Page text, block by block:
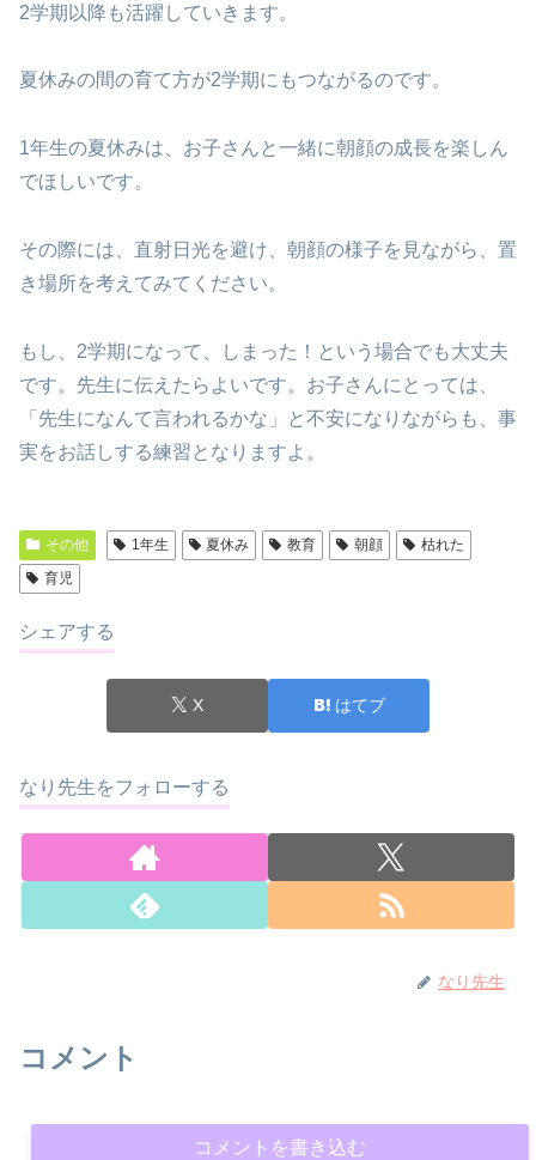
2学期以降も活躍していきます。
夏休みの間の育て方が2学期にもつながるのです。
1年生の夏休みは、お子さんと一緒に朝顔の成長を楽しん
でほしいです。
その際には、直射日光を避け、朝顔の様子を見ながら、置
き場所を考えてみてください。
もし、2学期になって、しまった！という場合でも大丈夫
です。先生に伝えたらよいです。お子さんにとっては、
「先生になんて言われるかな」と不安になりながらも、事
実をお話しする練習となりますよ。
その他 1年生 夏休み 教育 朝顔
枯れた
育児
シェアする
X はてブ
なり先生をフォローする
なり先生
コメント
コメントを書き込む